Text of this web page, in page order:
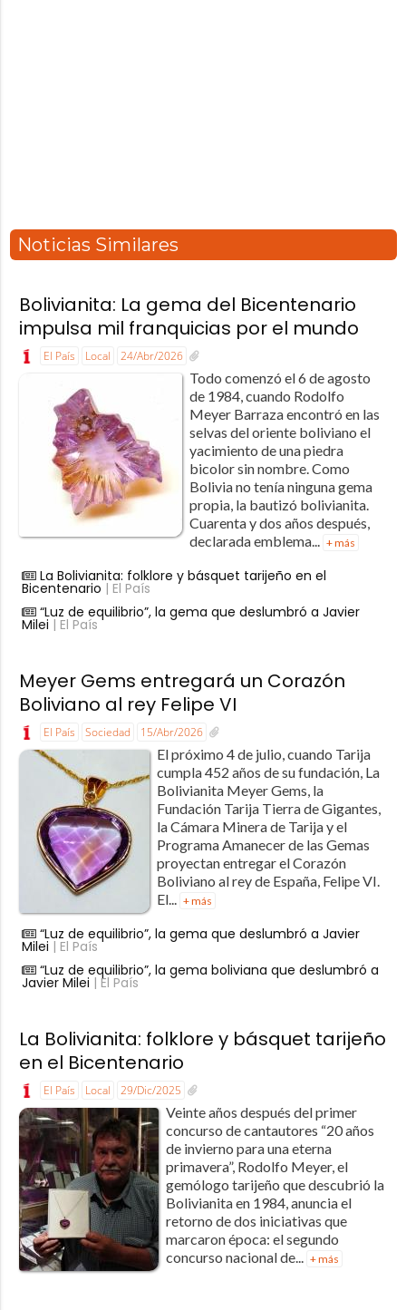
Noticias Similares
Bolivianita: La gema del Bicentenario
impulsa mil franquicias por el mundo
El País Local 24/Abr/2026
Todo comenzó el 6 de agosto
de 1984, cuando Rodolfo
Meyer Barraza encontró en las
selvas del oriente boliviano el
yacimiento de una piedra
bicolor sin nombre. Como
Bolivia no tenía ninguna gema
propia, la bautizó bolivianita.
Cuarenta y dos años después,
declarada emblema... + más
La Bolivianita: folklore y básquet tarijeño en el
Bicentenario | El País
“Luz de equilibrio”, la gema que deslumbró a Javier
Milei | El País
Meyer Gems entregará un Corazón
Boliviano al rey Felipe VI
El País Sociedad 15/Abr/2026
El próximo 4 de julio, cuando Tarija
cumpla 452 años de su fundación, La
Bolivianita Meyer Gems, la
Fundación Tarija Tierra de Gigantes,
la Cámara Minera de Tarija y el
Programa Amanecer de las Gemas
proyectan entregar el Corazón
Boliviano al rey de España, Felipe VI.
El...
+ más
“Luz de equilibrio”, la gema que deslumbró a Javier
Milei | El País
“Luz de equilibrio”, la gema boliviana que deslumbró a
Javier Milei | El País
La Bolivianita: folklore y básquet tarijeño
en el Bicentenario
El País Local 29/Dic/2025
Veinte años después del primer
concurso de cantautores “20 años
de invierno para una eterna
primavera”, Rodolfo Meyer, el
gemólogo tarijeño que descubrió la
Bolivianita en 1984, anuncia el
retorno de dos iniciativas que
marcaron época: el segundo
concurso nacional de...
+ más